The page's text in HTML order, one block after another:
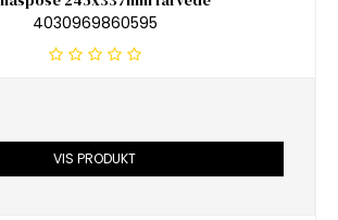
4030969860595
VIS PRODUKT